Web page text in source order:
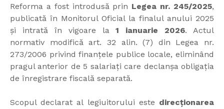
Reforma a fost introdusă prin Legea nr. 245/2025,
publicată în Monitorul Oficial la finalul anului 2025
și intrată în vigoare la1 ianuarie 2026. Actul
normativ modifică art. 32 alin. (7) din Legea nr.
273/2006 privind finanțele publice locale, eliminând
pragul anterior de 5 salariați care declanșa obligația
de înregistrare fiscală separată.
Scopul declarat al legiuitorului este direcționarea